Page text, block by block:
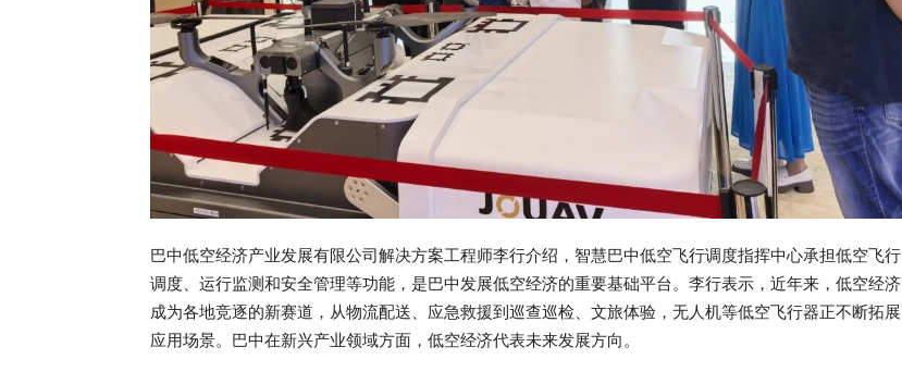
巴中低空经济产业发展有限公司解决方案工程师李行介绍，智慧巴中低空飞行调度指挥中心承担低空飞行
调度、运行监测和安全管理等功能，是巴中发展低空经济的重要基础平台。李行表示，近年来，低空经济
成为各地竞逐的新赛道，从物流配送、应急救援到巡查巡检、文旅体验，无人机等低空飞行器正不断拓展
应用场景。巴中在新兴产业领域方面，低空经济代表未来发展方向。